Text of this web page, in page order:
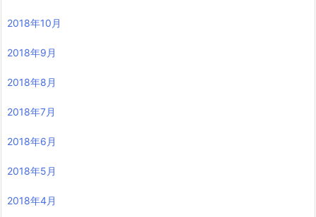
2018年10月
2018年9月
2018年8月
2018年7月
2018年6月
2018年5月
2018年4月